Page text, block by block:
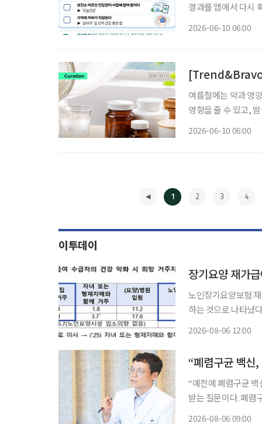
결과를 앱에서 다시
2026-06-10 06:00
[Trend&Bravo]
여름철에는 약과 영
영향을 줄 수 있고,
2026-06-10 06:00
1 2 3 4
이투데이
장기요양 재가
노인장기요양보험
하는 것으로 나타났다.
2026-08-06 12:00
“폐렴구균 백
“예전에 폐렴구균 백신을 맞았는
받는 질문이다. 폐렴
2026-08-06 09:00